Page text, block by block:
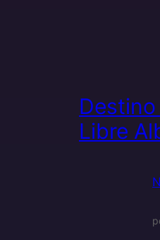
Libre